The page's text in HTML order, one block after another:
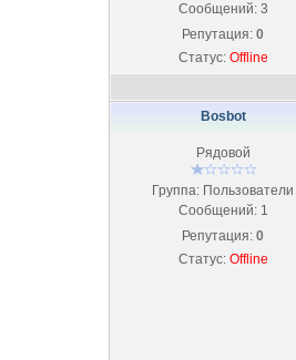
Сообщений: 3
Репутация: 0
Статус: Offline
Bosbot
Рядовой
Группа: Пользователи
Сообщений: 1
Репутация: 0
Статус: Offline